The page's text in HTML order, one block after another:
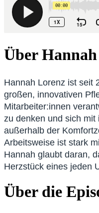
Über
Hannah Lorenz ist seit
großen, innovativen
Mitarbeiter:innen
zu denken und sich
außerhalb der
Arbeitsweise ist stark
Hannah glaubt daran,
Herzstück eines jeden
Über die